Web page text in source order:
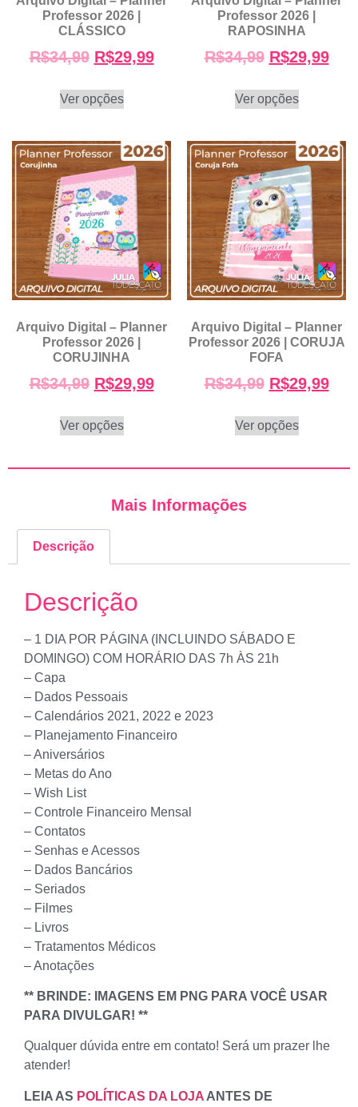
Professor 2026 |
CLÁSSICO
R$34,99 R$29,99
Ver opções
Professor 2026 |
RAPOSINHA
R$34,99 R$29,99
Ver opções
Arquivo Digital – Planner
Professor 2026 |
CORUJINHA
R$34,99 R$29,99
Ver opções
Arquivo Digital – Planner
Professor 2026 | CORUJA
FOFA
R$34,99 R$29,99
Ver opções
Mais Informações
Descrição
Descrição
– 1 DIA POR PÁGINA (INCLUINDO SÁBADO E
DOMINGO) COM HORÁRIO DAS 7h ÀS 21h
– Capa
– Dados Pessoais
– Calendários 2021, 2022 e 2023
– Planejamento Financeiro
– Aniversários
– Metas do Ano
– Wish List
– Controle Financeiro Mensal
– Contatos
– Senhas e Acessos
– Dados Bancários
– Seriados
– Filmes
– Livros
– Tratamentos Médicos
– Anotações
** BRINDE: IMAGENS EM PNG PARA VOCÊ USAR
PARA DIVULGAR! **
Qualquer dúvida entre em contato! Será um prazer lhe
atender!
LEIA AS POLÍTICAS DA LOJA ANTES DE